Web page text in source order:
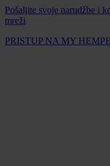
Pošaljite svoje narudžbe i
mreži
PRISTUP NA MY